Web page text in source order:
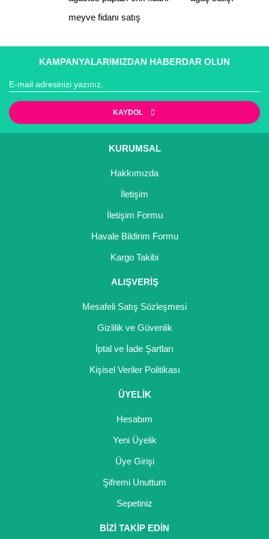
meyve fidanı satış
KAMPANYALARIMIZDAN HABERDAR OLUN
KAYDOL
KURUMSAL
Hakkımızda
İletişim
İletişim Formu
Havale Bildirim Formu
Kargo Takibi
ALIŞVERİŞ
Mesafeli Satış Sözleşmesi
Gizlilik ve Güvenlik
İptal ve İade Şartları
Kişisel Veriler Politikası
ÜYELİK
Hesabım
Yeni Üyelik
Üye Girişi
Şifremi Unuttum
Sepetiniz
BİZİ TAKİP EDİN